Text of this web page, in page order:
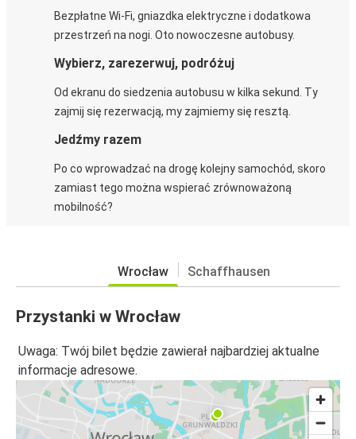
Bezpłatne Wi-Fi, gniazdka elektryczne i dodatkowa
przestrzeń na nogi. Oto nowoczesne autobusy.
Wybierz, zarezerwuj, podróżuj
Od ekranu do siedzenia autobusu w kilka sekund. Ty
zajmij się rezerwacją, my zajmiemy się resztą.
Jedźmy razem
Po co wprowadzać na drogę kolejny samochód, skoro
zamiast tego można wspierać zrównoważoną
mobilność?
Wrocław Schaffhausen
Przystanki w Wrocław
Uwaga: Twój bilet będzie zawierał najbardziej aktualne
informacje adresowe.